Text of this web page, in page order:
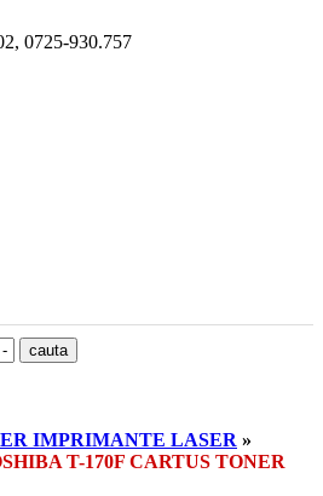
0725-930.757
IMPRIMANTE LASER »
T-170F CARTUS TONER